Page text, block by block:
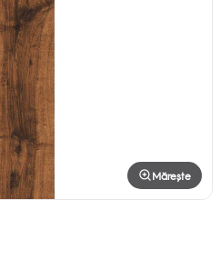
Mărește